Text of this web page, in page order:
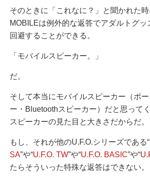
そのときに「これなに？」と聞かれた時
MOBILEは例外的な返答でアダルトグッ
回避することができる。
「モバイルスピーカー。」
だ。
そして本当にモバイルスピーカー（ポ
ー・Bluetoothスピーカー）だと思って
スピーカーの見た目と大きさだからだ。
もし、それが他のU.F.O.シリーズである“
SA”や“U.F.O. TW”や“U.F.O. BASIC”や“
たらそういった特殊な返答はできない。